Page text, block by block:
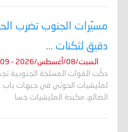
مسيّرات الجنوب تضرب
دقيق لثكنات ...
السبت/08/أغسطس/2026 - 11:09 م
دكّت القوات المسلحة الجنوبية
لمليشيات الحوثي في جبهات باب
الضالع، مكبدة المليشيات خسا